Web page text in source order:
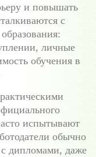
и повышать
с
личные
обучения в
испытывают
обычно
дипломами, даже